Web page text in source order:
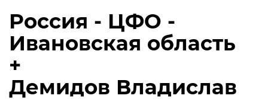
Россия - ЦФО -
Ивановская область
+
Демидов Владислав